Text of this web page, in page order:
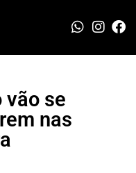
vão se
nas